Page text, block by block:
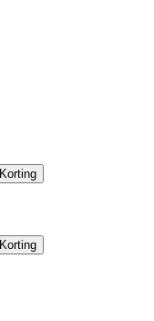
Korting
Korting